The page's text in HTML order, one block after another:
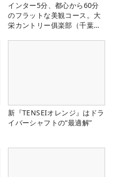
インター5分、都心から60分
のフラットな美観コース。大
栄カントリー俱楽部（千葉
新『TENSEIオレンジ』はドラ
イバーシャフトの“最適解”